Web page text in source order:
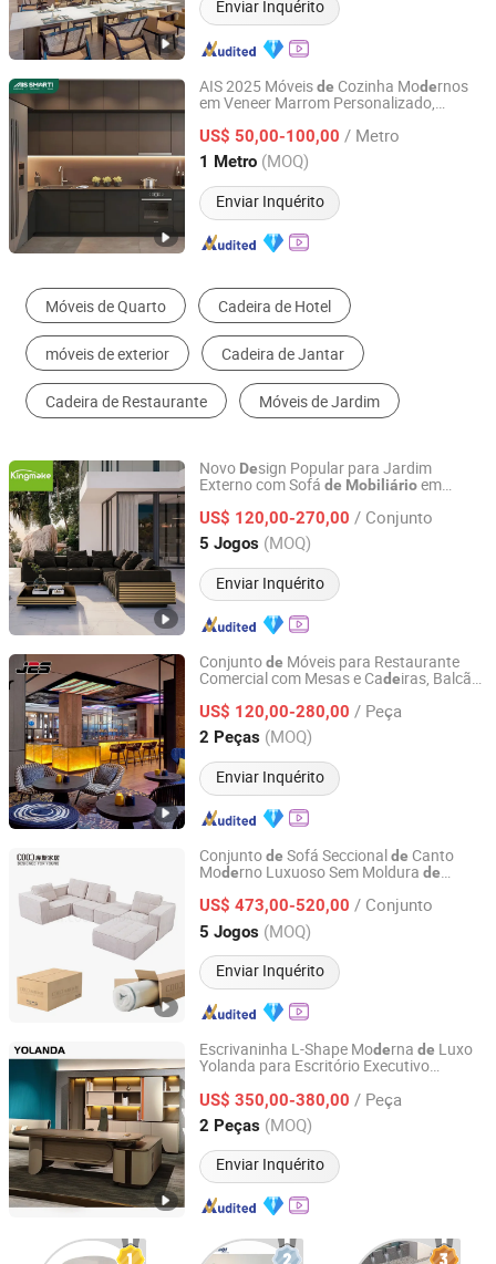
Enviar Inquérito
AIS 2025 Móveisde Cozinha Modernos
em Veneer Marrom Personalizado,
com Acabamento em Melamina e
Puxadores deCozinha com Ilha da China
US$ 50,00-100,00 / Metro
1 Metro (MOQ)
Enviar Inquérito
AIS SMARTI LLC
Guangdong, China Desde 2024
Conjuntos de Móveis de Quarto de Hotel Sofá de Sala de Estar
Armários de Cozinha Sofá Exterior
Conjunto de Móveis de Jardim Mesa de Escritório
Novo Design Popular para Jardim
Externo com Sofá de Mobiliárioem
US$ 120,00-270,00 / Conjunto
5 Jogos (MOQ)
Enviar Inquérito
Foshan Kingmake Industry Co., Ltd.
Guangdong, China Desde 2025
Conjuntode Móveis para Restaurante
Comercial com Mesas e Cadeiras, Balcão
Tecido Houndstooth, Luxuosa Lounge
Noite
US$ 120,00-280,00 / Peça
2 Peças (MOQ)
Enviar Inquérito
Foshan J2S Furniture Co., Ltd.
Guangdong, China Desde 2025
Conjuntode Sofá Seccionalde Canto
Moderno Luxuoso Sem Moldura de
Foshan para SaladeEstar, Casa, Hotel,
Sofá Modular Estofado Comprimido a
Vácuo
US$ 473,00-520,00 / Conjunto
5 Jogos (MOQ)
Enviar Inquérito
Foshan COOC Furniture Co., Ltd.
Guangdong, China Desde 2026
Escrivaninha L-Shape Moderna de Luxo
Yolanda para Escritório Executivo
GerentedeComputador
US$ 350,00-380,00 / Peça
2 Peças (MOQ)
Enviar Inquérito
Foshan Yolanda Furniture Co., Ltd.
Guangdong, China Desde 2024